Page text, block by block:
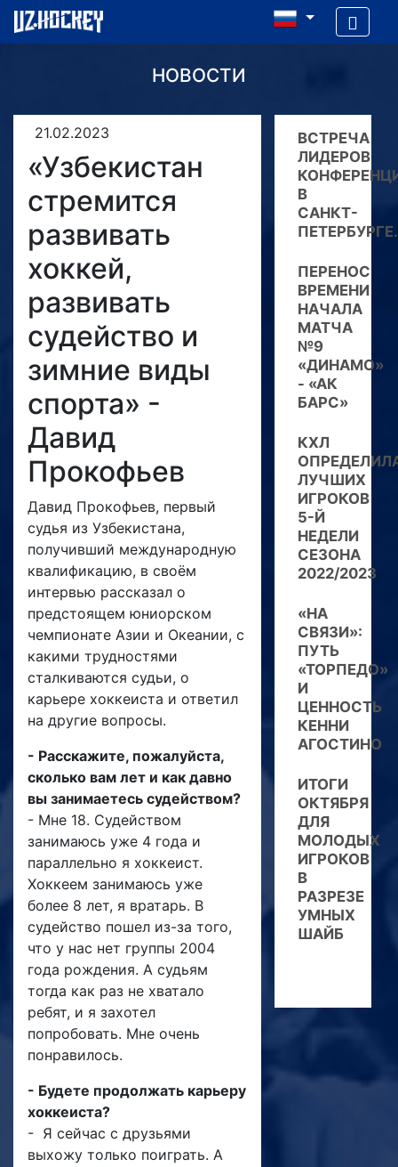
НОВОСТИ
21.02.2023
«Узбекистан
стремится
развивать
хоккей,
развивать
судейство и
зимние виды
спорта» -
Давид
Прокофьев
Давид Прокофьев, первый
судья из Узбекистана,
получивший международную
квалификацию, в своём
интервью рассказал о
предстоящем юниорском
чемпионате Азии и Океании, с
какими трудностями
сталкиваются судьи, о
карьере хоккеиста и ответил
на другие вопросы.
- Расскажите, пожалуйста,
сколько вам лет и как давно
вы занимаетесь судейством?
- Мне 18. Судейством
занимаюсь уже 4 года и
параллельно я хоккеист.
Хоккеем занимаюсь уже
более 8 лет, я вратарь. В
судейство пошел из-за того,
что у нас нет группы 2004
года рождения. А судьям
тогда как раз не хватало
ребят, и я захотел
попробовать. Мне очень
понравилось.
- Будете продолжать карьеру
хоккеиста?
- Я сейчас с друзьями
выхожу только поиграть. А
ВСТРЕЧА
ЛИДЕРОВ
В
САНКТ-
ПЕТЕРБУРГЕ.
ПЕРЕНОС
ВРЕМЕНИ
НАЧАЛА
МАТЧА
№9
«ДИНАМО»
- «АК
БАРС»
КХЛ
ЛУЧШИХ
ИГРОКОВ
5-Й
НЕДЕЛИ
СЕЗОНА
2022/2023
«НА
СВЯЗИ»:
ПУТЬ
«ТОРПЕДО»
И
ЦЕННОСТЬ
КЕННИ
АГОСТИНО
ИТОГИ
ОКТЯБРЯ
ДЛЯ
МОЛОДЫХ
ИГРОКОВ
В
РАЗРЕЗЕ
УМНЫХ
ШАЙБ